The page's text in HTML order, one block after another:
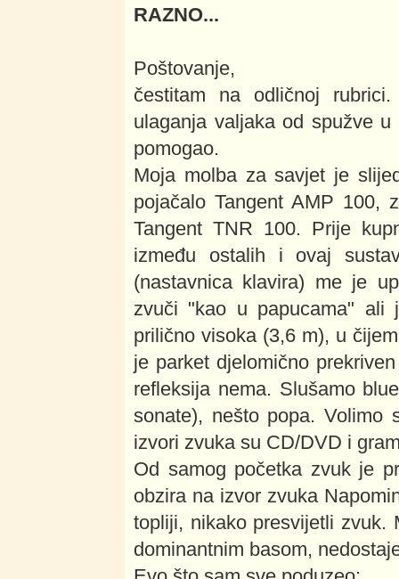
RAZNO...
Poštovanje,
čestitam na odličnoj
ulaganja valjaka od spužve
pomogao.
Moja molba za savjet je
pojačalo Tangent AMP 100,
Tangent TNR 100. Prije
između ostalih i ovaj
(nastavnica klavira) me je
zvuči "kao u papucama" ali
prilično visoka (3,6 m), u
je parket djelomično
refleksija nema. Slušamo
sonate), nešto popa. Volimo
izvori zvuka su CD/DVD i
Od samog početka zvuk je
obzira na izvor zvuka
topliji, nikako presvijetli zvuk.
dominantnim basom,